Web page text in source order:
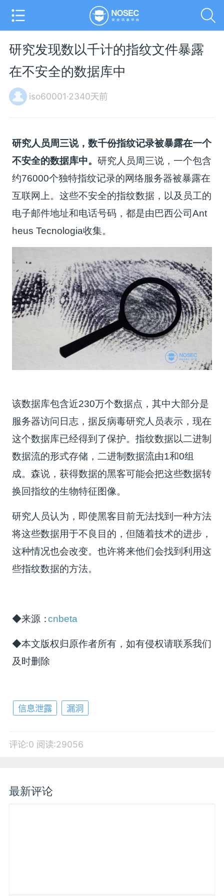
研究发现数以千计的指纹文件暴露
在不安全的数据库中
iso60001·2340天前
研究人员周三说，数千份指纹记录被暴露在一个
不安全的数据库中。研究人员周三说，一个包含
约76000个独特指纹记录的网络服务器被暴露在
互联网上。这些不安全的指纹数据，以及员工的
电子邮件地址和电话号码，都是由巴西公司Ant
heus Tecnologia收集。
该数据库包含近230万个数据点，其中大部分是
服务器访问日志，据反病毒研究人员表示，现在
这个数据库已经得到了保护。指纹数据以二进制
数据流的形式存储，二进制数据流由1和0组
成。森说，获得数据的黑客可能会把这些数据转
换回指纹的生物特征图像。
研究人员认为，即使黑客目前无法找到一种方法
将这些数据用于不良目的，但随着技术的进步，
这种情况也会改变。也许将来他们会找到利用这
些指纹数据的方法。
◆来源：cnbeta
◆本文版权归原作者所有，如有侵权请联系我们
及时删除
信息泄露 漏洞
评论:0 阅读:29056
最新评论